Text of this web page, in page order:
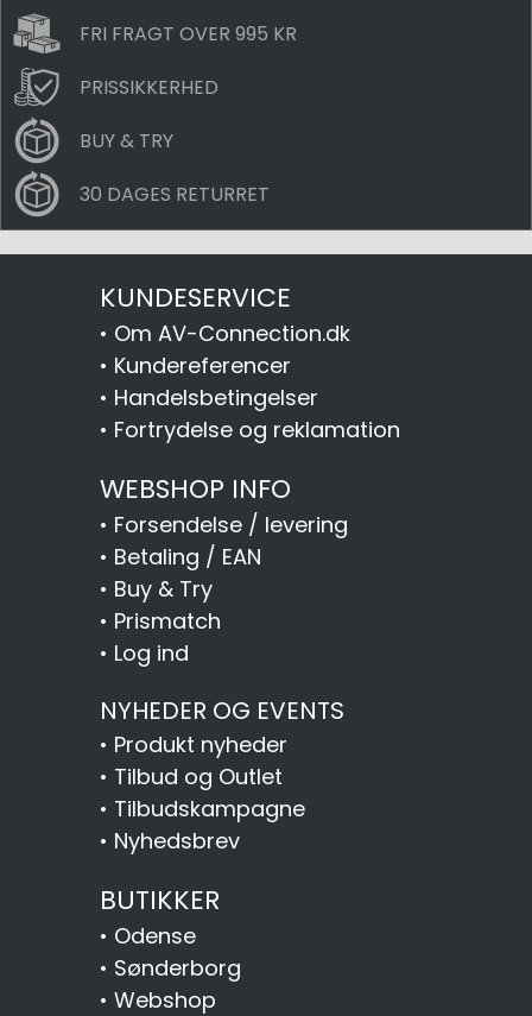
FRI FRAGT OVER 995 KR
PRISSIKKERHED
BUY & TRY
30 DAGES RETURRET
KUNDESERVICE
• Om AV-Connection.dk
• Kundereferencer
• Handelsbetingelser
• Fortrydelse og reklamation
WEBSHOP INFO
• Forsendelse / levering
• Betaling / EAN
• Buy & Try
• Prismatch
• Log ind
NYHEDER OG EVENTS
• Produkt nyheder
• Tilbud og Outlet
• Tilbudskampagne
• Nyhedsbrev
BUTIKKER
• Odense
• Sønderborg
• Webshop